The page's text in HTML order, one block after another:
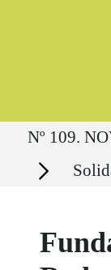
Ruta del sitio
Nº 109.
Secciones